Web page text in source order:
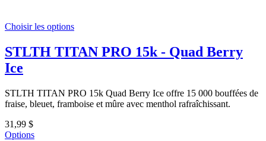
Choisir les options
STLTH TITAN PRO 15k - Quad Berry
Ice
STLTH TITAN PRO 15k Quad Berry Ice offre 15 000 bouffées de
fraise, bleuet, framboise et mûre avec menthol rafraîchissant.
31,99 $
Options